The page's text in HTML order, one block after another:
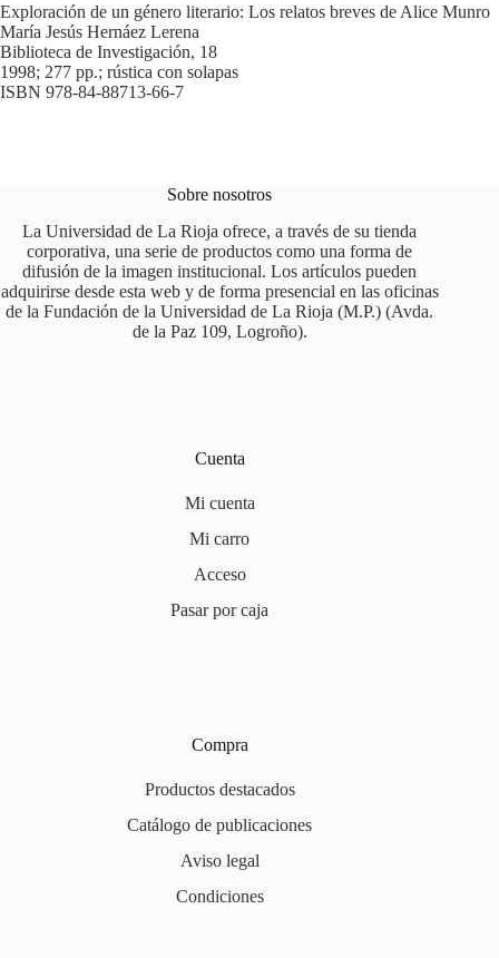
Exploración de un género literario: Los relatos breves de Alice Munro
María Jesús Hernáez Lerena
Biblioteca de Investigación, 18
1998; 277 pp.; rústica con solapas
ISBN 978-84-88713-66-7
Sobre nosotros
La Universidad de La Rioja ofrece, a través de su tienda
corporativa, una serie de productos como una forma de
difusión de la imagen institucional. Los artículos pueden
adquirirse desde esta web y de forma presencial en las oficinas
de la Fundación de la Universidad de La Rioja (M.P.) (Avda.
de la Paz 109, Logroño).
Cuenta
Mi cuenta
Mi carro
Acceso
Pasar por caja
Compra
Productos destacados
Catálogo de publicaciones
Aviso legal
Condiciones